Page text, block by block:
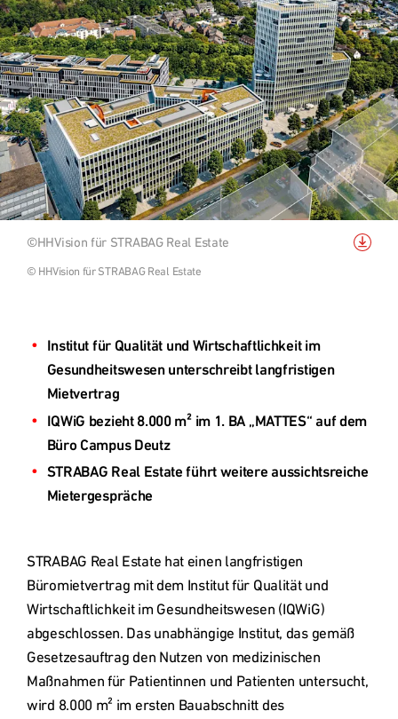
Referenzprojekte
Kontakt
Grundstücksankauf
Top Links
SEED
WESTEND Office
Nachhaltigkeit - Digitalisierung
Deutschland
Österreich
Česká
Polska
©HHVision für STRABAG Real Estate
© HHVision für STRABAG Real Estate
Institut für Qualität und Wirtschaftlichkeit im
Gesundheitswesen unterschreibt langfristigen
IQWiG bezieht 8.000 m² im 1. BA „MATTES“ auf dem
Büro Campus Deutz
STRABAG Real Estate führt weitere aussichtsreiche
STRABAG Real Estate hat einen langfristigen
Büromietvertrag mit dem Institut für Qualität und
Wirtschaftlichkeit im Gesundheitswesen (IQWiG)
abgeschlossen. Das unabhängige Institut, das gemäß
Gesetzesauftrag den Nutzen von medizinischen
Maßnahmen für Patientinnen und Patienten untersucht,
wird 8.000 m² im ersten Bauabschnitt des